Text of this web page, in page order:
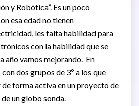
y Robótica”. Es un poco
esa edad no tienen
les falta habilidad para
con la habilidad que se
año vamos mejorando. En
dos grupos de 3º a los que
forma activa en un proyecto de
un globo sonda.